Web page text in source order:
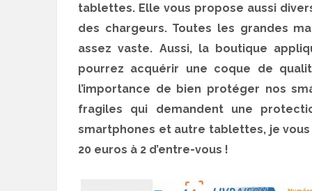
tablettes. Elle vous propose aussi
des chargeurs. Toutes les grandes
assez vaste. Aussi, la boutique
pourrez acquérir une coque de
l’importance de bien protéger nos
fragiles qui demandent une
smartphones et autre tablettes, je
20 euros à 2 d’entre-vous !